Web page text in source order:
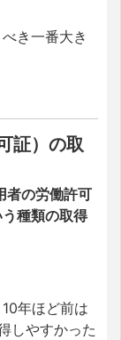
き一番大き
証）の取
者の労働許可
種類の取得
年ほど前は
しやすかった